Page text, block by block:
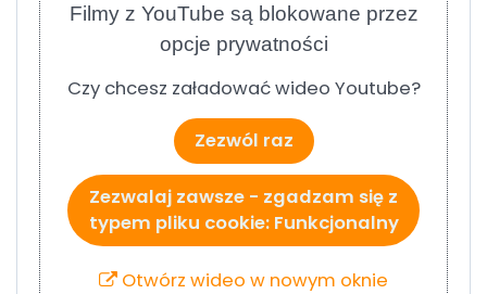
Filmy z YouTube są blokowane przez
opcje prywatności
Czy chcesz załadować wideo Youtube?
Zezwól raz
Zezwalaj zawsze - zgadzam się z
typem pliku cookie: Funkcjonalny
Otwórz wideo w nowym oknie